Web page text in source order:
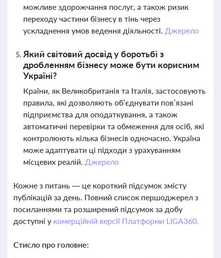
можливе здорожчання послуг, а також ризик
переходу частини бізнесу в тінь через
ускладнення умов ведення діяльності. Джерело
Який світовий досвід у боротьбі з
дробленням бізнесу може бути корисним
Україні?
Країни, як Великобританія та Італія, застосовують
правила, які дозволяють об’єднувати пов’язані
підприємства для оподаткування, а також
автоматичні перевірки та обмеження для осіб, які
контролюють кілька бізнесів одночасно. Україна
може адаптувати ці підходи з урахуванням
місцевих реалій. Джерело
Кожне з питань — це короткий підсумок змісту
публікацій за день. Повний список першоджерел з
посиланнями та розширений підсумок за добу
доступні у комерційній версії Платформи LIGA360.
Стисло про головне: